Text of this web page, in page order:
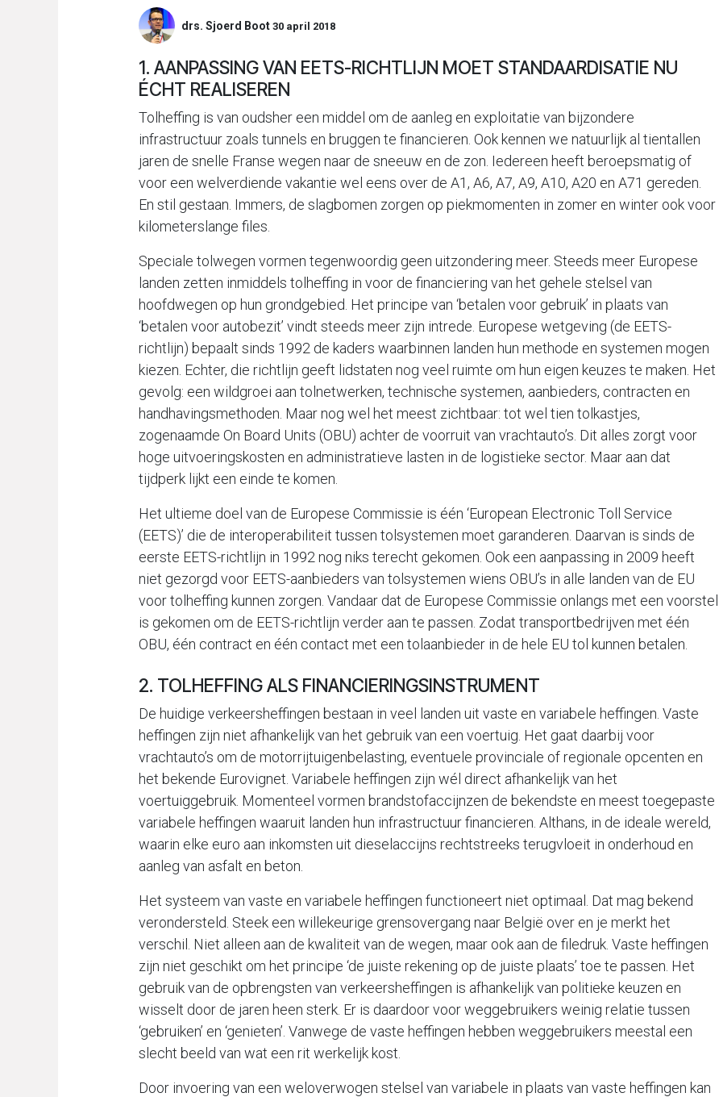
drs. Sjoerd Boot 30 april 2018
1. AANPASSING VAN EETS-RICHTLIJN MOET STANDAARDISATIE NU
ÉCHT REALISEREN
Tolheffing is van oudsher een middel om de aanleg en exploitatie van bijzondere
infrastructuur zoals tunnels en bruggen te financieren. Ook kennen we natuurlijk al tientallen
jaren de snelle Franse wegen naar de sneeuw en de zon. Iedereen heeft beroepsmatig of
voor een welverdiende vakantie wel eens over de A1, A6, A7, A9, A10, A20 en A71 gereden.
En stil gestaan. Immers, de slagbomen zorgen op piekmomenten in zomer en winter ook voor
kilometerslange files.
Speciale tolwegen vormen tegenwoordig geen uitzondering meer. Steeds meer Europese
landen zetten inmiddels tolheffing in voor de financiering van het gehele stelsel van
hoofdwegen op hun grondgebied. Het principe van ‘betalen voor gebruik’ in plaats van
‘betalen voor autobezit’ vindt steeds meer zijn intrede. Europese wetgeving (de EETS-
richtlijn) bepaalt sinds 1992 de kaders waarbinnen landen hun methode en systemen mogen
kiezen. Echter, die richtlijn geeft lidstaten nog veel ruimte om hun eigen keuzes te maken. Het
gevolg: een wildgroei aan tolnetwerken, technische systemen, aanbieders, contracten en
handhavingsmethoden. Maar nog wel het meest zichtbaar: tot wel tien tolkastjes,
zogenaamde On Board Units (OBU) achter de voorruit van vrachtauto’s. Dit alles zorgt voor
hoge uitvoeringskosten en administratieve lasten in de logistieke sector. Maar aan dat
tijdperk lijkt een einde te komen.
Het ultieme doel van de Europese Commissie is één ‘European Electronic Toll Service
(EETS)’ die de interoperabiliteit tussen tolsystemen moet garanderen. Daarvan is sinds de
eerste EETS-richtlijn in 1992 nog niks terecht gekomen. Ook een aanpassing in 2009 heeft
niet gezorgd voor EETS-aanbieders van tolsystemen wiens OBU’s in alle landen van de EU
voor tolheffing kunnen zorgen. Vandaar dat de Europese Commissie onlangs met een voorstel
is gekomen om de EETS-richtlijn verder aan te passen. Zodat transportbedrijven met één
OBU, één contract en één contact met een tolaanbieder in de hele EU tol kunnen betalen.
2. TOLHEFFING ALS FINANCIERINGSINSTRUMENT
De huidige verkeersheffingen bestaan in veel landen uit vaste en variabele heffingen. Vaste
heffingen zijn niet afhankelijk van het gebruik van een voertuig. Het gaat daarbij voor
vrachtauto’s om de motorrijtuigenbelasting, eventuele provinciale of regionale opcenten en
het bekende Eurovignet. Variabele heffingen zijn wél direct afhankelijk van het
voertuiggebruik. Momenteel vormen brandstofaccijnzen de bekendste en meest toegepaste
variabele heffingen waaruit landen hun infrastructuur financieren. Althans, in de ideale wereld,
waarin elke euro aan inkomsten uit dieselaccijns rechtstreeks terugvloeit in onderhoud en
aanleg van asfalt en beton.
Het systeem van vaste en variabele heffingen functioneert niet optimaal. Dat mag bekend
verondersteld. Steek een willekeurige grensovergang naar België over en je merkt het
verschil. Niet alleen aan de kwaliteit van de wegen, maar ook aan de filedruk. Vaste heffingen
zijn niet geschikt om het principe ‘de juiste rekening op de juiste plaats’ toe te passen. Het
gebruik van de opbrengsten van verkeersheffingen is afhankelijk van politieke keuzen en
wisselt door de jaren heen sterk. Er is daardoor voor weggebruikers weinig relatie tussen
‘gebruiken’ en ‘genieten’. Vanwege de vaste heffingen hebben weggebruikers meestal een
slecht beeld van wat een rit werkelijk kost.
Door invoering van een weloverwogen stelsel van variabele in plaats van vaste heffingen kan